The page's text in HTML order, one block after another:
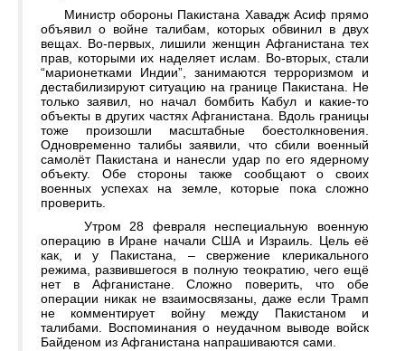
Министр обороны Пакистана Хавадж Асиф прямо
объявил о войне талибам, которых обвинил в двух
вещах. Во-первых, лишили женщин Афганистана тех
прав, которыми их наделяет ислам. Во-вторых, стали
“марионетками Индии”, занимаются терроризмом и
дестабилизируют ситуацию на границе Пакистана. Не
только заявил, но начал бомбить Кабул и какие-то
объекты в других частях Афганистана. Вдоль границы
тоже произошли масштабные боестолкновения.
Одновременно талибы заявили, что сбили военный
самолёт Пакистана и нанесли удар по его ядерному
объекту. Обе стороны также сообщают о своих
военных успехах на земле, которые пока сложно
проверить.
Утром 28 февраля неспециальную военную
операцию в Иране начали США и Израиль. Цель её
как, и у Пакистана, – свержение клерикального
режима, развившегося в полную теократию, чего ещё
нет в Афганистане. Сложно поверить, что обе
операции никак не взаимосвязаны, даже если Трамп
не комментирует войну между Пакистаном и
талибами. Воспоминания о неудачном выводе войск
Байденом из Афганистана напрашиваются сами.